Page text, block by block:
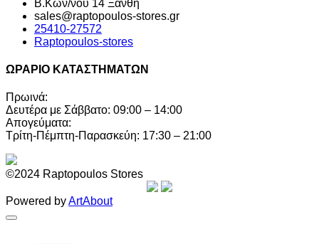
Β.Κων/νου 14 Ξάνθη
sales@raptopoulos-stores.gr
25410-27572
Raptopoulos-stores
ΩΡΑΡΙΟ ΚΑΤΑΣΤΗΜΑΤΩΝ
Πρωινά:
Δευτέρα με Σάββατο: 09:00 – 14:00
Απογεύματα:
Τρίτη-Πέμπτη-Παρασκεύη: 17:30 – 21:00
©2024 Raptopoulos Stores
Powered byArtAbout